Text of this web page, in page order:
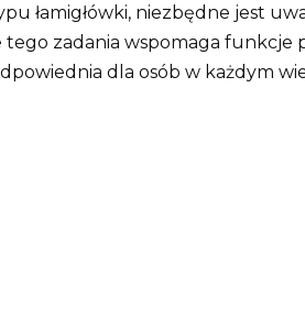
łamigłówki, niezbędne jest
tego zadania wspomaga funkcje
dla osób w każdym